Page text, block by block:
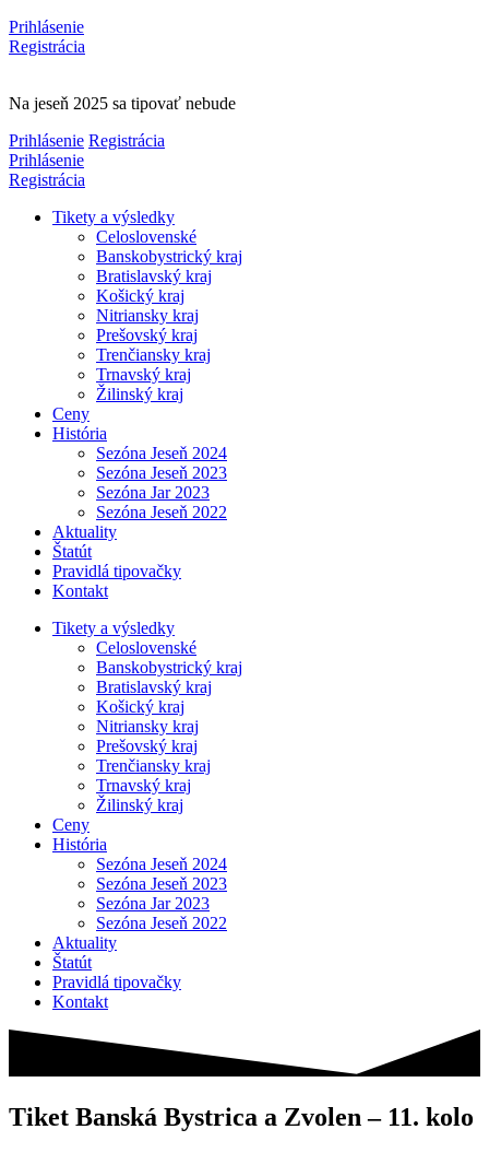
Prihlásenie
Registrácia
Na jeseň 2025 sa tipovať nebude
Prihlásenie Registrácia
Prihlásenie
Registrácia
Tikety a výsledky
Celoslovenské
Banskobystrický kraj
Bratislavský kraj
Košický kraj
Nitriansky kraj
Prešovský kraj
Trenčiansky kraj
Trnavský kraj
Žilinský kraj
Ceny
História
Sezóna Jeseň 2024
Sezóna Jeseň 2023
Sezóna Jar 2023
Sezóna Jeseň 2022
Aktuality
Štatút
Pravidlá tipovačky
Kontakt
Tikety a výsledky
Celoslovenské
Banskobystrický kraj
Bratislavský kraj
Košický kraj
Nitriansky kraj
Prešovský kraj
Trenčiansky kraj
Trnavský kraj
Žilinský kraj
Ceny
História
Sezóna Jeseň 2024
Sezóna Jeseň 2023
Sezóna Jar 2023
Sezóna Jeseň 2022
Aktuality
Štatút
Pravidlá tipovačky
Kontakt
Tiket Banská Bystrica a Zvolen – 11. kolo